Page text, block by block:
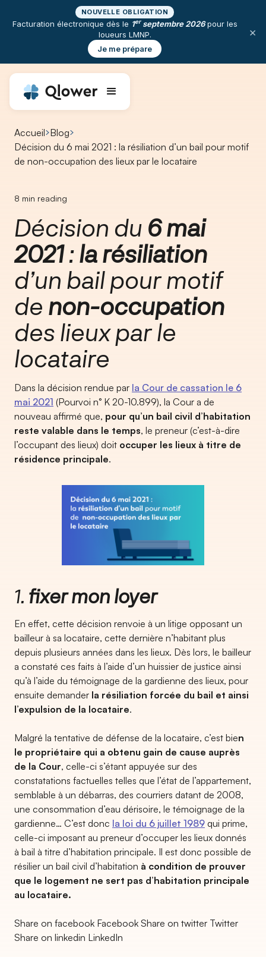
NOUVELLE OBLIGATION
Facturation électronique dès le 1erseptembre 2026pour les
loueurs LMNP.
Je me prépare
×
Accueil Blog
Décision du 6 mai 2021 : la résiliation d’un bail pour motif
de non-occupation des lieux par le locataire​
8 min reading
Décision du 6 mai
2021:la résiliation
d’un bail pour motif
de non-occupation
des lieux par le
locataire
Dans la décision rendue par la Cour de cassation le 6
mai 2021 (Pourvoi n° K 20-10.899), la Cour a de
nouveau affirmé que, pour qu’un bail civil d’habitation
reste valable dans le temps, le preneur (c’est-à-dire
l’occupant des lieux) doit occuper les lieux à titre de
résidence principale.
1. fixer mon loyer
En effet, cette décision renvoie à un litige opposant un
bailleur à sa locataire, cette dernière n’habitant plus
depuis plusieurs années dans les lieux. Dès lors, le bailleur
a constaté ces faits à l’aide d’un huissier de justice ainsi
qu’à l’aide du témoignage de la gardienne des lieux, pour
ensuite demander la résiliation forcée du bail et ainsi
l’expulsion de la locataire.
Malgré la tentative de défense de la locataire, c’est bien
le propriétaire qui a obtenu gain de cause auprès
de la Cour, celle-ci s’étant appuyée sur des
constatations factuelles telles que l’état de l’appartement,
semblable à un débarras, des courriers datant de 2008,
une consommation d’eau dérisoire, le témoignage de la
gardienne… C’est donc la loi du 6 juillet 1989 qui prime,
celle-ci imposant au preneur d’occuper les lieux donnés
à bail à titre d’habitation principale. Il est donc possible de
résilier un bail civil d’habitation à condition de prouver
que le logement ne sert pas d’habitation principale
au locataire.
Share on facebook Facebook Share on twitter Twitter
Share on linkedin LinkedIn